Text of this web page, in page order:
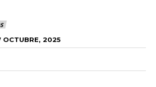
OCTUBRE, 2025